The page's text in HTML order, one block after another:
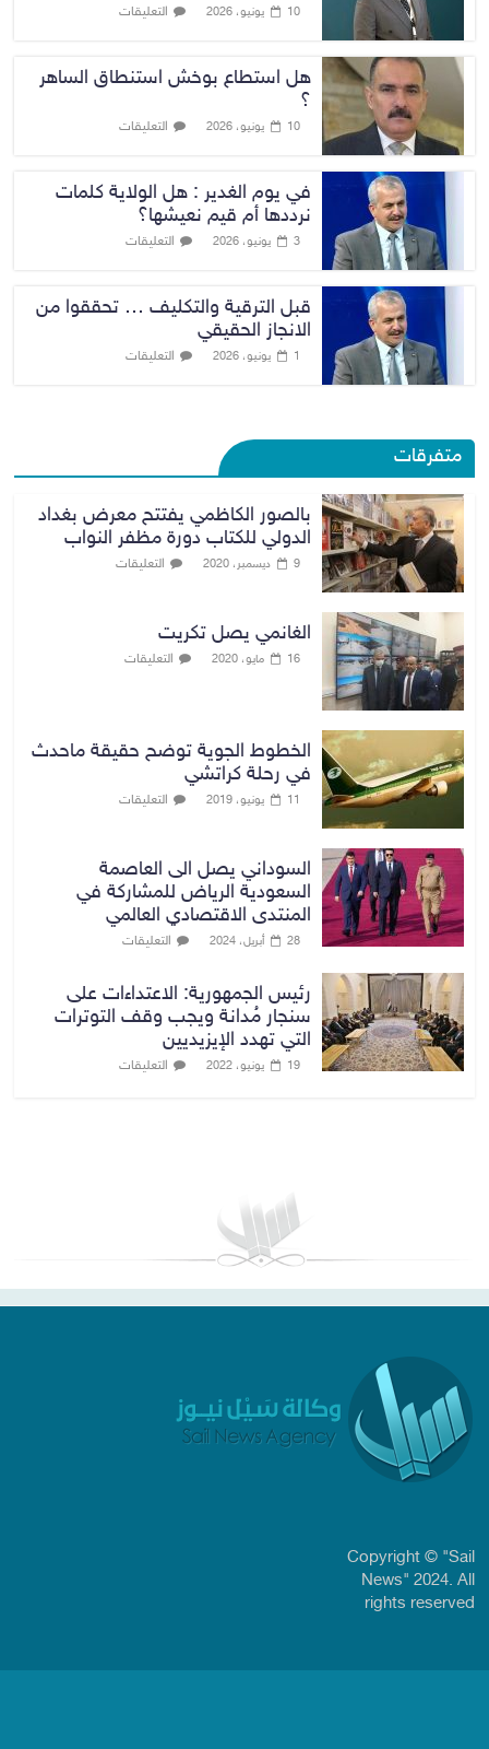
10 يونيو، 2026 التعليقات
هل استطاع بوخش استنطاق الساهر
؟
10 يونيو، 2026 التعليقات
في يوم الغدير : هل الولاية كلمات
نرددها أم قيم نعيشها؟
3 يونيو، 2026 التعليقات
قبل الترقية والتكليف … تحققوا من
الانجاز الحقيقي
1 يونيو، 2026 التعليقات
متفرقات
بالصور الكاظمي يفتتح معرض بغداد
الدولي للكتاب دورة مظفر النواب
9 ديسمبر، 2020 التعليقات
الغانمي يصل تكريت
16 مايو، 2020 التعليقات
الخطوط الجوية توضح حقيقة ماحدث
في رحلة كراتشي
11 يونيو، 2019 التعليقات
السوداني يصل الى العاصمة
السعودية الرياض للمشاركة في
المنتدى الاقتصادي العالمي
28 أبريل، 2024 التعليقات
رئيس الجمهورية: الاعتداءات على
سنجار مُدانة ويجب وقف التوترات
التي تهدد الإيزيديين
19 يونيو، 2022 التعليقات
Copyright © "Sail
News" 2024. All
rights reserved